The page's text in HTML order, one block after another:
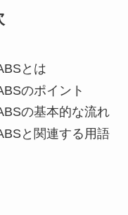
とは
のポイント
の基本的な流れ
と関連する用語